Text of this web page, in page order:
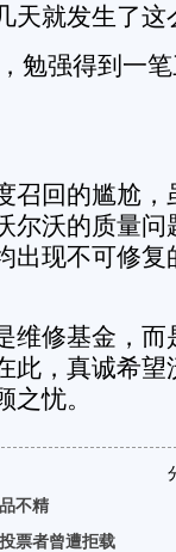
天就发生了这
强得到一笔
回的尴尬，
尔沃的质量
出现不可修
修基金，而
此，真诚希
忧。
不精
票者曾遭拒载